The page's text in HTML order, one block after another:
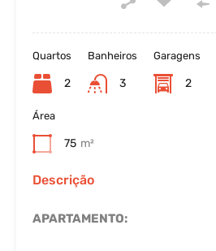
Quartos
2
Banheiros
3
Garagens
2
Área
75 m²
Descrição
APARTAMENTO: